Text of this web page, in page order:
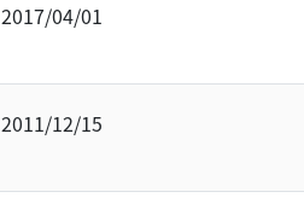
2017/04/01
2011/12/15